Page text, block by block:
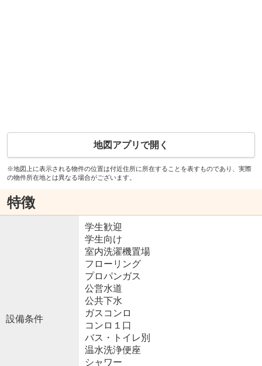
地図アプリで開く
※地図上に表示される物件の位置は付近住所に所在することを表すものであり、実際
の物件所在地とは異なる場合がございます。
特徴
設備条件
学生歓迎
学生向け
室内洗濯機置場
フローリング
プロパンガス
公営水道
公共下水
ガスコンロ
コンロ１口
バス・トイレ別
温水洗浄便座
シャワー